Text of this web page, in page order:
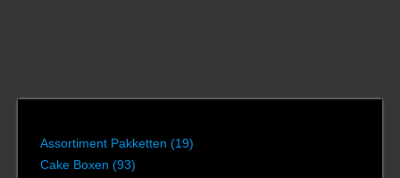
Assortiment Pakketten (19)
Cake Boxen (93)